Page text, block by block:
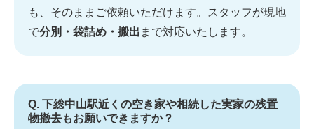
も、そのままご依頼いただけます。スタッフが現地
で分別・袋詰め・搬出 まで対応いたします。
Q. 下総中山駅近くの空き家や相続した実家の残置
物撤去もお願いできますか？